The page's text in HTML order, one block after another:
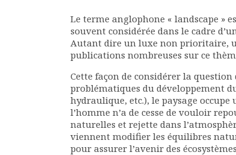
Nos partenaires
Evénements
Publications et rapports
Offres d’emploi
Le terme anglophone « landscape »
souvent considérée dans le cadre
Autant dire un luxe non prioritaire,
publications nombreuses sur ce
Cette façon de considérer la question
problématiques du développement
hydraulique, etc.), le paysage
l’homme n’a de cesse de vouloir
naturelles et rejette dans
viennent modifier les équilibres
pour assurer l’avenir des